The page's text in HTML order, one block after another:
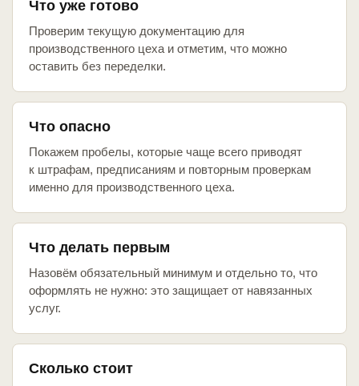
Что уже готово
Проверим текущую документацию для
производственного цеха и отметим, что можно
оставить без переделки.
Что опасно
Покажем пробелы, которые чаще всего приводят
к штрафам, предписаниям и повторным проверкам
именно для производственного цеха.
Что делать первым
Назовём обязательный минимум и отдельно то, что
оформлять не нужно: это защищает от навязанных
услуг.
Сколько стоит